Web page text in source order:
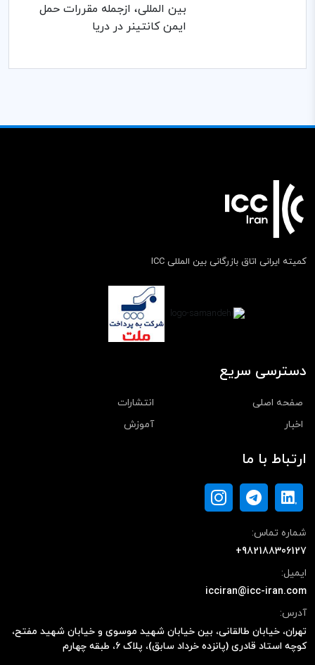
بین المللی، ازجمله مقررات حمل
ایمن کانتینر در دریا
کمیته ایرانی اتاق بازرگانی بین المللی ICC
دسترسی سریع
صفحه اصلی
انتشارات
اخبار
آموزش
ارتباط با ما
شماره تماس:
+982188306127
ایمیل:
icciran@icc-iran.com
آدرس:
تهران، خیابان طالقانی، بین خیابان شهید موسوی و خیابان شهید مفتح،
کوچه استاد قادری (پانزده خرداد سابق)، پلاک ۶، طبقه چهارم